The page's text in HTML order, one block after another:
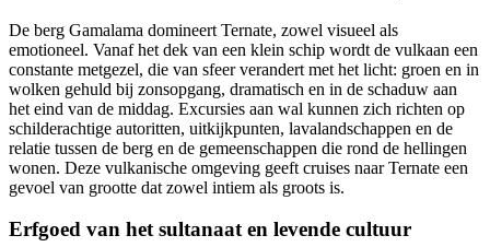
De berg Gamalama domineert Ternate, zowel visueel als
emotioneel. Vanaf het dek van een klein schip wordt de vulkaan een
constante metgezel, die van sfeer verandert met het licht: groen en in
wolken gehuld bij zonsopgang, dramatisch en in de schaduw aan
het eind van de middag. Excursies aan wal kunnen zich richten op
schilderachtige autoritten, uitkijkpunten, lavalandschappen en de
relatie tussen de berg en de gemeenschappen die rond de hellingen
wonen. Deze vulkanische omgeving geeft cruises naar Ternate een
gevoel van grootte dat zowel intiem als groots is.
Erfgoed van het sultanaat en levende cultuur